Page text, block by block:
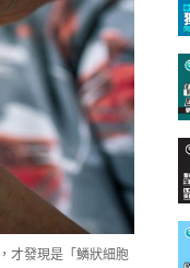
才發現是「鱗狀細胞